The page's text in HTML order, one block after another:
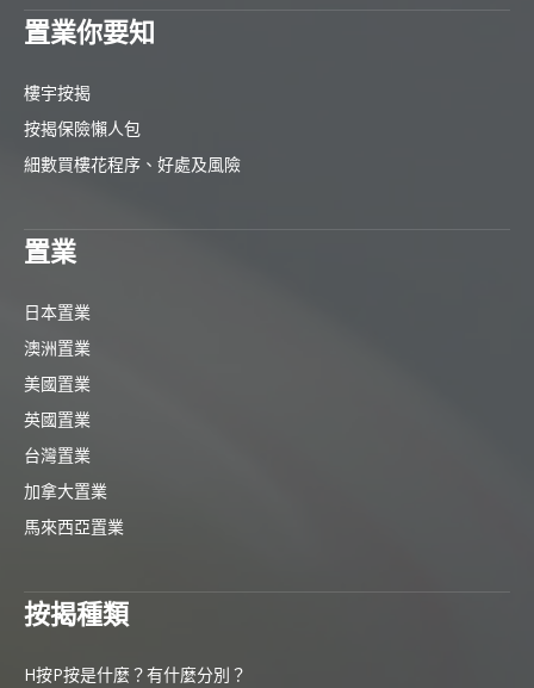
置業你要知
樓宇按揭
按揭保險懶人包
細數買樓花程序、好處及風險
置業
日本置業
澳洲置業
美國置業
英國置業
台灣置業
加拿大置業
馬來西亞置業
按揭種類
H按P按是什麼？有什麼分別？